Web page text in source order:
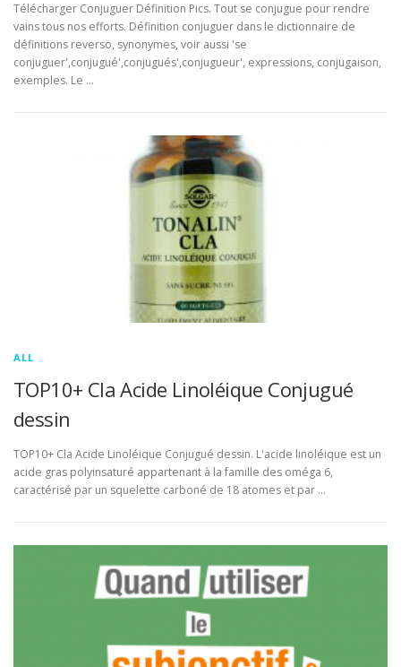
Télécharger Conjuguer Définition Pics. Tout se conjugue pour rendre
vains tous nos efforts. Définition conjuguer dans le dictionnaire de
définitions reverso, synonymes, voir aussi 'se
conjuguer',conjugué',conjugués',conjugueur', expressions, conjugaison,
exemples. Le …
ALL
TOP10+ Cla Acide Linoléique Conjugué
dessin
TOP10+ Cla Acide Linoléique Conjugué dessin. L'acide linoléique est un
acide gras polyinsaturé appartenant à la famille des oméga 6,
caractérisé par un squelette carboné de 18 atomes et par …